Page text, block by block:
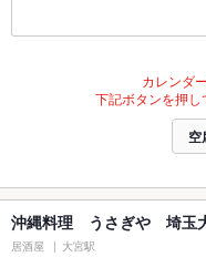
カレンダ
下記ボタンを押し
空
沖縄料理 うさぎや 埼玉
居酒屋 大宮駅